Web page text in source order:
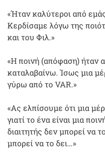
«Ήταν καλύτεροι από
Κερδίσαμε λόγω της
και του Φιλ.»
«Η ποινή (απόφαση) ήταν
καταλαβαίνω. Ίσως μια
γύρω από το VAR.»
«Ας ελπίσουμε ότι μια
γιατί το ένα είναι μια
διαιτητής δεν μπορεί να
μπορεί να το δει…»